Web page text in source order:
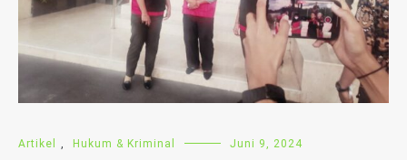
Artikel , Hukum & Kriminal Juni 9, 2024